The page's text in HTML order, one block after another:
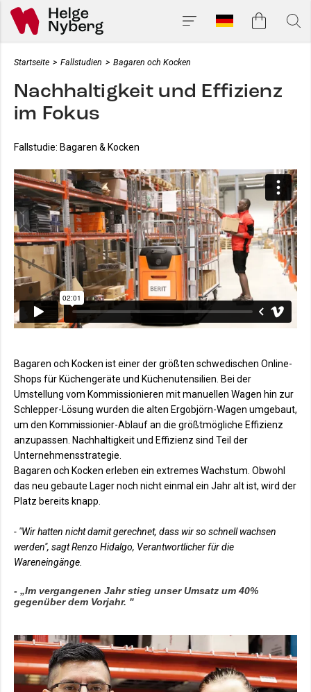
Startseite > Fallstudien > Bagaren och Kocken
Nachhaltigkeit und Effizienz
im Fokus
Fallstudie: Bagaren & Kocken
Bagaren och Kocken ist einer der größten schwedischen Online-
Shops für Küchengeräte und Küchenutensilien. Bei der
Umstellung vom Kommissionieren mit manuellen Wagen hin zur
Schlepper-Lösung wurden die alten Ergobjörn-Wagen umgebaut,
um den Kommissionier-Ablauf an die größtmögliche Effizienz
anzupassen. Nachhaltigkeit und Effizienz sind Teil der
Unternehmensstrategie.
Bagaren och Kocken erleben ein extremes Wachstum. Obwohl
das neu gebaute Lager noch nicht einmal ein Jahr alt ist, wird der
Platz bereits knapp.
- "Wir hatten nicht damit gerechnet, dass wir so schnell wachsen
werden", sagt Renzo Hidalgo, Verantwortlicher für die
Wareneingänge.
- „Im vergangenen Jahr stieg unser Umsatz um 40%
gegenüber dem Vorjahr. "